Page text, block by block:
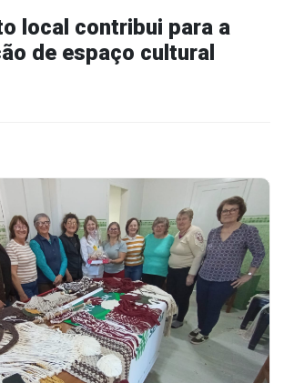
local contribui para a
de espaço cultural